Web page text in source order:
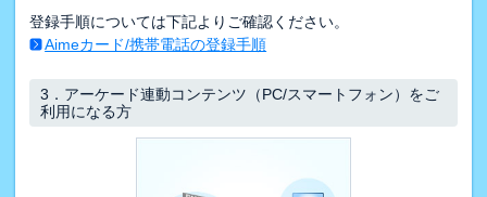
登録手順については下記よりご確認ください。
Aimeカード/携帯電話の登録手順
3． アーケード連動コンテンツ（PC/スマートフォン）をご
利用になる方